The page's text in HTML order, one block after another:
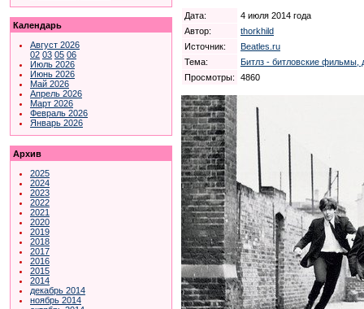
Календарь
Август 2026
02 03 05 06
Июль 2026
Июнь 2026
Май 2026
Апрель 2026
Март 2026
Февраль 2026
Январь 2026
Архив
2025
2024
2023
2022
2021
2020
2019
2018
2017
2016
2015
2014
декабрь 2014
ноябрь 2014
Дата:
4 июля 2014 года
Автор:
thorkhild
Источник:
Beatles.ru
Тема:
Битлз - битловские фильмы,
Просмотры:
4860